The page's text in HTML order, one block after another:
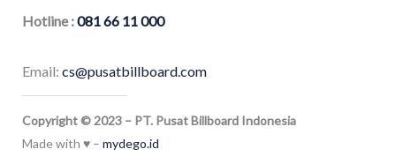
Hotline :081 66 11 000
Email: cs@pusatbillboard.com
Copyright © 2023 – PT. Pusat Billboard Indonesia
Made with ♥ – mydego.id